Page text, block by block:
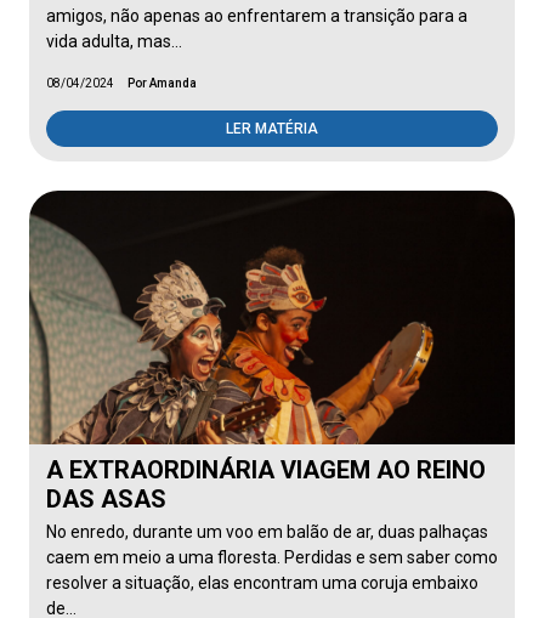
amigos, não apenas ao enfrentarem a transição para a
vida adulta, mas…
08/04/2024 Por Amanda
LER MATÉRIA
A EXTRAORDINÁRIA VIAGEM AO REINO
DAS ASAS
No enredo, durante um voo em balão de ar, duas palhaças
caem em meio a uma floresta. Perdidas e sem saber como
resolver a situação, elas encontram uma coruja embaixo
de…